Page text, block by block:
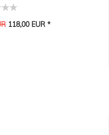
118,00 EUR *